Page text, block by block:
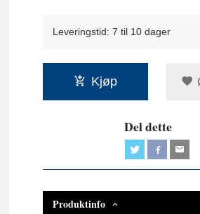
Leveringstid: 7 til 10 dager
Kjøp
Del dette
Produktinfo